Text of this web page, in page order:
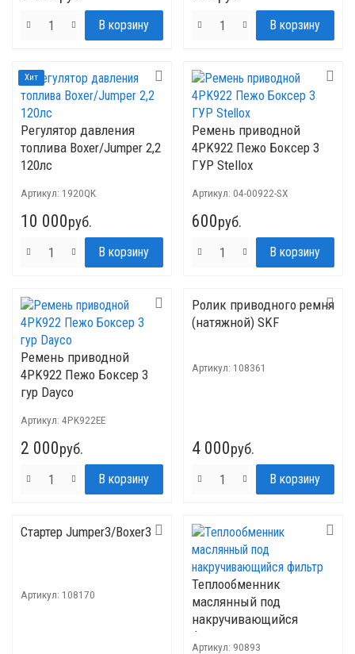
Хит
Регулятор давления
топлива Boxer/Jumper 2,2
120лс
Артикул: 1920QK
10 000руб.
Ремень приводной
4PK922 Пежо Боксер 3
ГУР Stellox
Артикул: 04-00922-SX
600руб.
Ремень приводной
4PK922 Пежо Боксер 3
гур Dayco
Артикул: 4PK922EE
2 000руб.
Ролик приводного ремня
(натяжной) SKF
Артикул: 108361
4 000руб.
Стартер Jumper3/Boxer3
Артикул: 108170
Теплообменник
маслянный под
накручивающийся
фильтр
Артикул: 90893